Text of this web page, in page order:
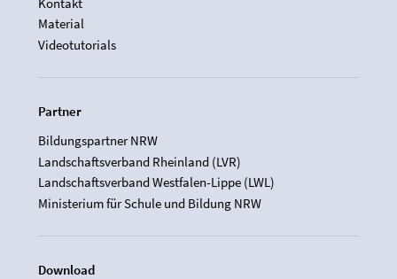
Material
Videotutorials
Partner
Bildungspartner NRW
Landschaftsverband Rheinland (LVR)
Landschaftsverband Westfalen-Lippe (LWL)
Ministerium für Schule und Bildung NRW
Download